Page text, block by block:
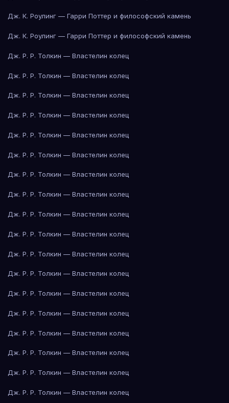
Дж. К. Роулинг — Гарри Поттер и философский камень
Дж. К. Роулинг — Гарри Поттер и философский камень
Дж. Р. Р. Толкин — Властелин колец
Дж. Р. Р. Толкин — Властелин колец
Дж. Р. Р. Толкин — Властелин колец
Дж. Р. Р. Толкин — Властелин колец
Дж. Р. Р. Толкин — Властелин колец
Дж. Р. Р. Толкин — Властелин колец
Дж. Р. Р. Толкин — Властелин колец
Дж. Р. Р. Толкин — Властелин колец
Дж. Р. Р. Толкин — Властелин колец
Дж. Р. Р. Толкин — Властелин колец
Дж. Р. Р. Толкин — Властелин колец
Дж. Р. Р. Толкин — Властелин колец
Дж. Р. Р. Толкин — Властелин колец
Дж. Р. Р. Толкин — Властелин колец
Дж. Р. Р. Толкин — Властелин колец
Дж. Р. Р. Толкин — Властелин колец
Дж. Р. Р. Толкин — Властелин колец
Дж. Р. Р. Толкин — Властелин колец